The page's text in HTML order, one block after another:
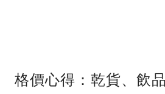
格價心得：乾貨、飲